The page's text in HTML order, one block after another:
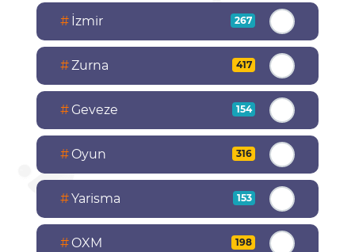
# İzmir 267
#Zurna 417
# Geveze 154
# Oyun 316
#Yarisma 153
# OXM 198